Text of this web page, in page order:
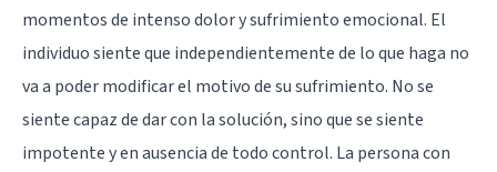
momentos de intenso dolor y sufrimiento emocional. El
individuo siente que independientemente de lo que haga no
va a poder modificar el motivo de su sufrimiento. No se
siente capaz de dar con la solución, sino que se siente
impotente y en ausencia de todo control. La persona con